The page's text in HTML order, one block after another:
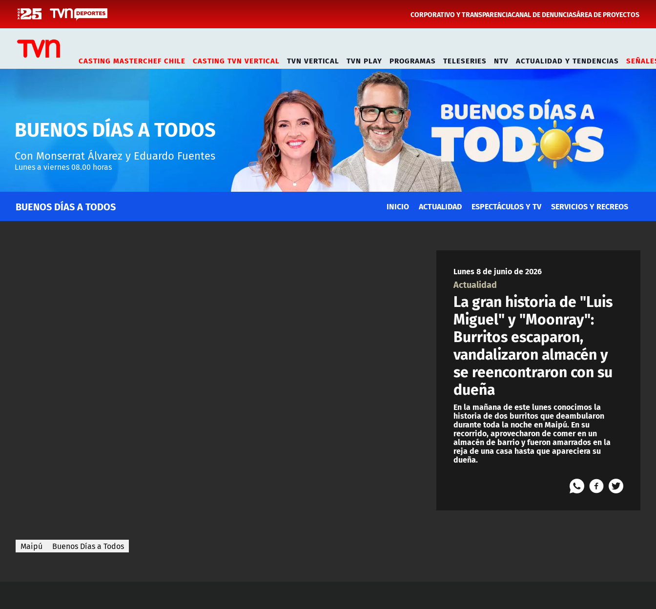
CORPORATIVO Y TRANSPARENCIACANAL DE DENUNCIASÁREA DE PROYECTOS
CASTING MASTERCHEF CHILE CASTING TVN VERTICAL TVN VERTICAL TVN PLAY PROGRAMAS TELESERIES NTV ACTUALIDAD Y TENDENCIAS
BUENOS DÍAS A TODOS
Con Monserrat Álvarez y Eduardo Fuentes
Lunes a viernes 08.00 horas
BUENOS DÍAS A TODOS INICIO ACTUALIDAD ESPECTÁCULOS Y TV SERVICIOS Y RECREOS
Lunes 8 de junio de 2026
Actualidad
La gran historia de "Luis
Miguel" y "Moonray":
Burritos escaparon,
vandalizaron almacén y
se reencontraron con su
dueña
En la mañana de este lunes conocimos la
historia de dos burritos que deambularon
durante toda la noche en Maipú. En su
recorrido, aprovecharon de comer en un
almacén de barrio y fueron amarrados en la
reja de una casa hasta que apareciera su
dueña.
Maipú Buenos Días a Todos